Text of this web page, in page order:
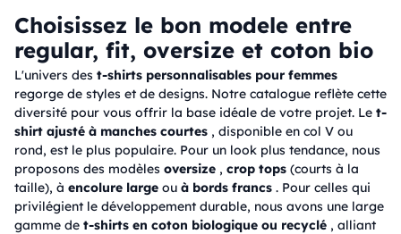
Choisissez le bon modele entre
regular, fit, oversize et coton bio
L'univers des t-shirts personnalisables pour femmes
regorge de styles et de designs. Notre catalogue reflète cette
diversité pour vous offrir la base idéale de votre projet. Le t-
shirt ajusté à manches courtes , disponible en col V ou
rond, est le plus populaire. Pour un look plus tendance, nous
proposons des modèles oversize , crop tops (courts à la
taille), à ​​encolure large ou à bords francs . Pour celles qui
privilégient le développement durable, nous avons une large
gamme de t-shirts en coton biologique ou recyclé , alliant